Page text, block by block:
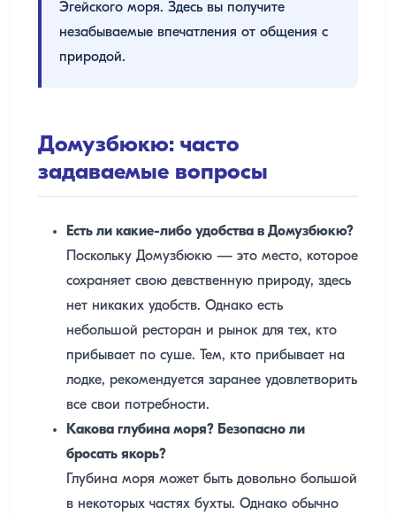
Эгейского моря. Здесь вы получите
незабываемые впечатления от общения с
природой.
Домузбюкю: часто
задаваемые вопросы
Есть ли какие-либо удобства в Домузбюкю?
Поскольку Домузбюкю — это место, которое
сохраняет свою девственную природу, здесь
нет никаких удобств. Однако есть
небольшой ресторан и рынок для тех, кто
прибывает по суше. Тем, кто прибывает на
лодке, рекомендуется заранее удовлетворить
все свои потребности.
Какова глубина моря? Безопасно ли
бросать якорь?
Глубина моря может быть довольно большой
в некоторых частях бухты. Однако обычно